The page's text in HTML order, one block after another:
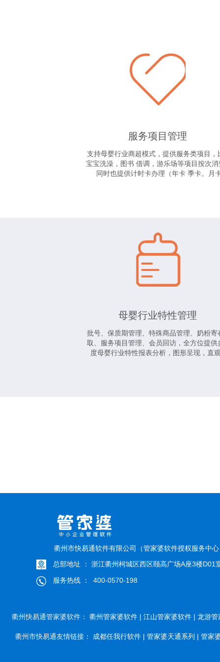
服务项目管理
支持母婴行业商超模式，提供服务类项目，
宝宝洗澡，图书 借调，游乐场等项目按次消
同时也提供计时卡办理（年卡 季卡。月
母婴行业特性管理
批号、保质期管理、特殊商品管理、奶粉寄
取、服务项目管理、会员回访，全方位提供
度母婴行业特性报表分析，图形呈现，直
衢州市快易通软件有限公司（管家婆软件授权服务中
总部地址 ： 浙江衢州柯城区西区颐高广场A座3楼D01
服务热线 ： 400-0570-198
衢州快易通管家婆软件： 衢州管家婆软件 | 江山管家婆软件 | 龙游管
衢州市快易通友情链接： 成都任我行软件 | 管家婆天通系列 | 管家